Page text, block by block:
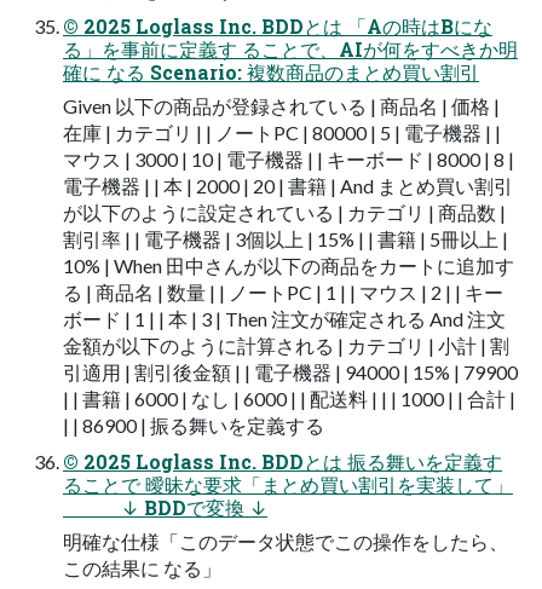
© 2025 Loglass Inc. BDDとは 「Aの時はBにな
る」を事前に定義す ることで、AIが何をすべきか明
確に なる Scenario: 複数商品のまとめ買い割引
Given 以下の商品が登録されている | 商品名 | 価格 |
在庫 | カテゴリ | | ノートPC | 80000 | 5 | 電⼦機器 | |
マウス | 3000 | 10 | 電⼦機器 | | キーボード | 8000 | 8 |
電⼦機器 | | 本 | 2000 | 20 | 書籍 | And まとめ買い割引
が以下のように設定されている | カテゴリ | 商品数 |
割引率 | | 電⼦機器 | 3個以上 | 15% | | 書籍 | 5冊以上 |
10% | When ⽥中さんが以下の商品をカートに追加す
る | 商品名 | 数量 | | ノートPC | 1 | | マウス | 2 | | キー
ボード | 1 | | 本 | 3 | Then 注⽂が確定される And 注⽂
⾦額が以下のように計算される | カテゴリ | ⼩計 | 割
引適⽤ | 割引後⾦額 | | 電⼦機器 | 94000 | 15% | 79900
| | 書籍 | 6000 | なし | 6000 | | 配送料 | | | 1000 | | 合計 |
| | 86900 | 振る舞いを定義する
© 2025 Loglass Inc. BDDとは 振る舞いを定義す
ることで 曖昧な要求「まとめ買い割引を実装して」
↓ BDDで変換 ↓
明確な仕様「このデータ状態でこの操作をしたら、
この結果に なる」